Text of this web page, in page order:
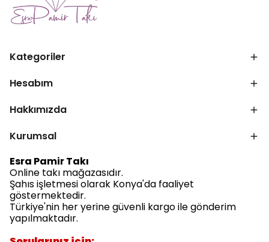
Kategoriler
Hesabım
Hakkımızda
Kurumsal
Esra Pamir Takı
Online takı mağazasıdır.
Şahıs işletmesi olarak Konya'da faaliyet
göstermektedir.
Türkiye'nin her yerine güvenli kargo ile gönderim
yapılmaktadır.